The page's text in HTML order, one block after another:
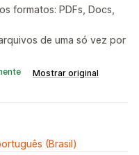
formatos: PDFs, Docs,
de uma só vez por
Mostrar original
(Brasil)